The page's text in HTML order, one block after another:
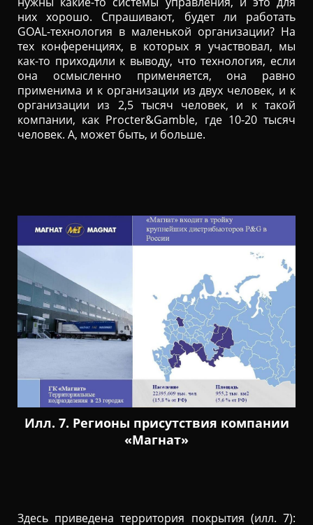
них хорошо. Спрашивают, будет ли работать
GOAL-технология в маленькой организации? На
тех конференциях, в которых я участвовал, мы
как-то приходили к выводу, что технология, если
она осмысленно применяется, она равно
применима и к организации из двух человек, и к
организации из 2,5 тысяч человек, и к такой
компании, как Procter&Gamble, где 10-20 тысяч
человек. А, может быть, и больше.
Илл. 7. Регионы присутствия компании
«Магнат»
Здесь приведена территория покрытия (илл. 7):